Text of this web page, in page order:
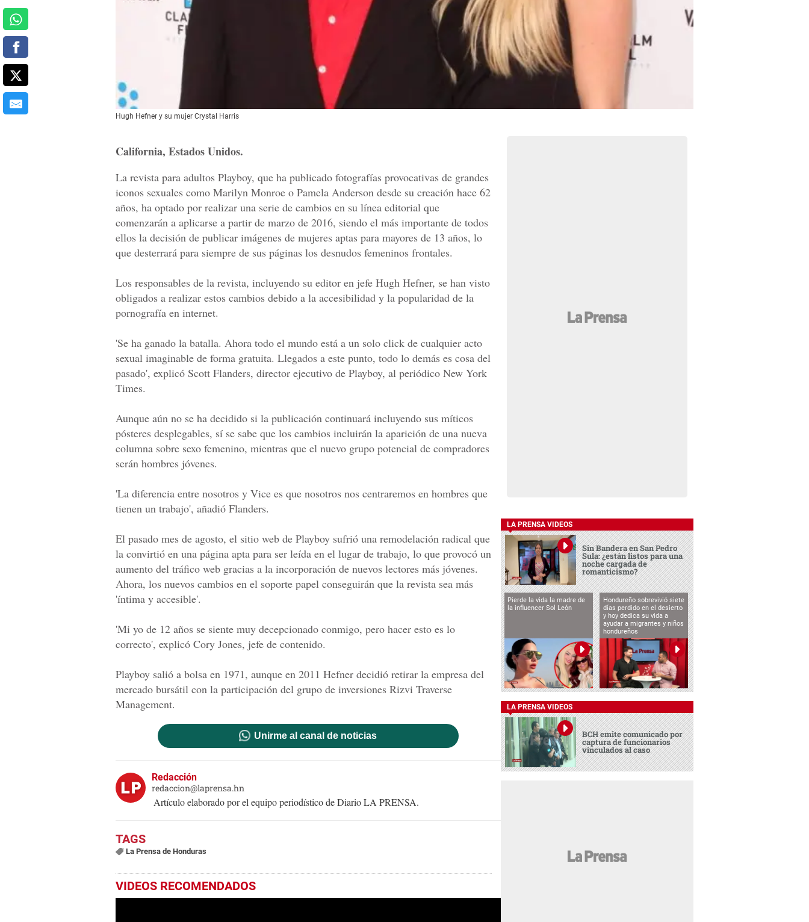
Hugh Hefner y su mujer Crystal Harris
California, Estados Unidos.
La revista para adultos Playboy, que ha publicado fotografías provocativas de grandes
iconos sexuales como Marilyn Monroe o Pamela Anderson desde su creación hace 62
años, ha optado por realizar una serie de cambios en su línea editorial que
comenzarán a aplicarse a partir de marzo de 2016, siendo el más importante de todos
ellos la decisión de publicar imágenes de mujeres aptas para mayores de 13 años, lo
que desterrará para siempre de sus páginas los desnudos femeninos frontales.
Los responsables de la revista, incluyendo su editor en jefe Hugh Hefner, se han visto
obligados a realizar estos cambios debido a la accesibilidad y la popularidad de la
pornografía en internet.
'Se ha ganado la batalla. Ahora todo el mundo está a un solo click de cualquier acto
sexual imaginable de forma gratuita. Llegados a este punto, todo lo demás es cosa del
pasado', explicó Scott Flanders, director ejecutivo de Playboy, al periódico New York
Times.
Aunque aún no se ha decidido si la publicación continuará incluyendo sus míticos
pósteres desplegables, sí se sabe que los cambios incluirán la aparición de una nueva
columna sobre sexo femenino, mientras que el nuevo grupo potencial de compradores
serán hombres jóvenes.
'La diferencia entre nosotros y Vice es que nosotros nos centraremos en hombres que
tienen un trabajo', añadió Flanders.
El pasado mes de agosto, el sitio web de Playboy sufrió una remodelación radical que
la convirtió en una página apta para ser leída en el lugar de trabajo, lo que provocó un
aumento del tráfico web gracias a la incorporación de nuevos lectores más jóvenes.
Ahora, los nuevos cambios en el soporte papel conseguirán que la revista sea más
'íntima y accesible'.
'Mi yo de 12 años se siente muy decepcionado conmigo, pero hacer esto es lo
correcto', explicó Cory Jones, jefe de contenido.
Playboy salió a bolsa en 1971, aunque en 2011 Hefner decidió retirar la empresa del
mercado bursátil con la participación del grupo de inversiones Rizvi Traverse
Management.
Unirme al canal de noticias
Redacción
redaccion@laprensa.hn
Artículo elaborado por el equipo periodístico de Diario LA PRENSA.
La Prensa de Honduras
VIDEOS RECOMENDADOS
LA PRENSA VIDEOS
Sin Bandera en San Pedro
Sula: ¿están listos para una
noche cargada de
romanticismo?
Pierde la vida la madre de
la influencer Sol León
Hondureño sobrevivió siete
días perdido en el desierto
y hoy dedica su vida a
ayudar a migrantes y niños
hondureños
LA PRENSA VIDEOS
BCH emite comunicado por
captura de funcionarios
vinculados al caso